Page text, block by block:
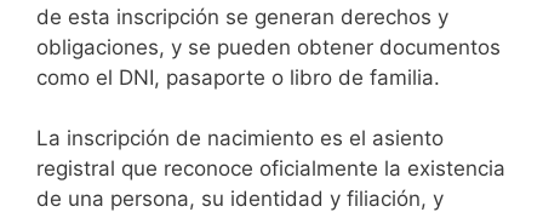
de esta inscripción se generan derechos y
obligaciones, y se pueden obtener documentos
como el DNI, pasaporte o libro de familia.
La inscripción de nacimiento es el asiento
registral que reconoce oficialmente la existencia
de una persona, su identidad y filiación, y